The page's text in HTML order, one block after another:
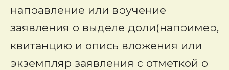
направление или вручение
заявления о выделе доли(например,
квитанцию и опись вложения или
экземпляр заявления с отметкой о